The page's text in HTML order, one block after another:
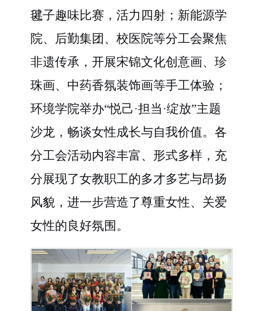
毽子趣味比赛，活力四射；新能源学
院、后勤集团、校医院等分工会聚焦
非遗传承，开展宋锦文化创意画、珍
珠画、中药香氛装饰画等手工体验；
环境学院举办“悦己·担当·绽放”主题
沙龙，畅谈女性成长与自我价值。各
分工会活动内容丰富、形式多样，充
分展现了女教职工的多才多艺与昂扬
风貌，进一步营造了尊重女性、关爱
女性的良好氛围。